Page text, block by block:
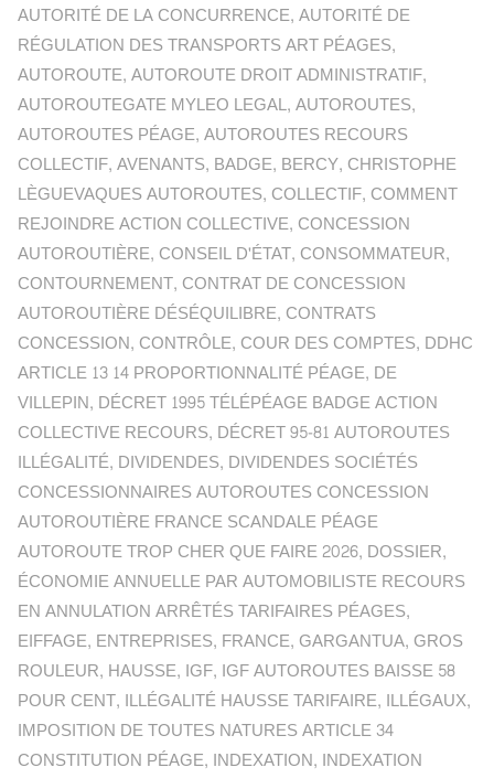
AUTORITÉ DE LA CONCURRENCE,AUTORITÉ DE
RÉGULATION DES TRANSPORTS ART PÉAGES,
AUTOROUTE,AUTOROUTE DROIT ADMINISTRATIF,
AUTOROUTEGATE MYLEO LEGAL,AUTOROUTES,
AUTOROUTES PÉAGE,AUTOROUTES RECOURS
COLLECTIF,AVENANTS, BADGE, BERCY, CHRISTOPHE
LÈGUEVAQUES AUTOROUTES, COLLECTIF, COMMENT
REJOINDRE ACTION COLLECTIVE, CONCESSION
AUTOROUTIÈRE, CONSEIL D'ÉTAT, CONSOMMATEUR,
CONTOURNEMENT, CONTRAT DE CONCESSION
AUTOROUTIÈRE DÉSÉQUILIBRE, CONTRATS
CONCESSION, CONTRÔLE, COUR DES COMPTES, DDHC
ARTICLE 13 14 PROPORTIONNALITÉ PÉAGE, DE
VILLEPIN, DÉCRET 1995 TÉLÉPÉAGE BADGE ACTION
COLLECTIVE RECOURS, DÉCRET 95-81 AUTOROUTES
ILLÉGALITÉ, DIVIDENDES, DIVIDENDES SOCIÉTÉS
CONCESSIONNAIRES AUTOROUTES CONCESSION
AUTOROUTIÈRE FRANCE SCANDALE PÉAGE
AUTOROUTE TROP CHER QUE FAIRE 2026, DOSSIER,
ÉCONOMIE ANNUELLE PAR AUTOMOBILISTE RECOURS
EN ANNULATION ARRÊTÉS TARIFAIRES PÉAGES,
EIFFAGE, ENTREPRISES, FRANCE, GARGANTUA, GROS
ROULEUR, HAUSSE, IGF, IGF AUTOROUTES BAISSE 58
POUR CENT, ILLÉGALITÉ HAUSSE TARIFAIRE, ILLÉGAUX,
IMPOSITION DE TOUTES NATURES ARTICLE 34
CONSTITUTION PÉAGE, INDEXATION, INDEXATION